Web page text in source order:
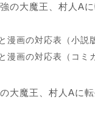
強の大魔王、村人A
漫画の対応表（小説
漫画の対応表（コミ
大魔王、村人Aに